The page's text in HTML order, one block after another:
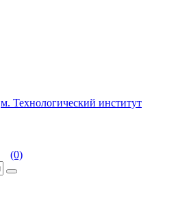
м. Технологический институт
(0)